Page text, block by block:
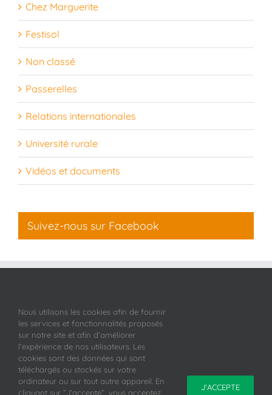
Chez Marguerite
Festisol
Non classé
Passerelles
Relations internationales
Université rurale
Vidéos et documents
Suivez-nous sur Facebook
Nous utilisons les cookies afin de fournir
les services et fonctionnalités proposés
sur notre site et afin d’améliorer
l’expérience de nos utilisateurs. Les
cookies sont des données qui sont
téléchargés ou stockés sur votre
ordinateur ou sur tout autre appareil. En
cliquant sur ”J’accepte”, vous acceptez
J'ACCEPTE